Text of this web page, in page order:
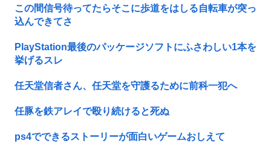
この間信号待ってたらそこに歩道をはしる自転車が突っ
込んできてさ
PlayStation最後のパッケージソフトにふさわしい1本を
挙げるスレ
任天堂信者さん、任天堂を守護るために前科一犯へ
任豚を鉄アレイで殴り続けると死ぬ
ps4でできるストーリーが面白いゲームおしえて